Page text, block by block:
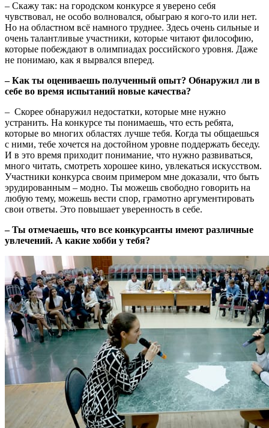
– Скажу так: на городском конкурсе я уверено себя
чувствовал, не особо волновался, обыграю я кого-то или нет.
Но на областном всё намного труднее. Здесь очень сильные и
очень талантливые участники, которые читают философию,
которые побеждают в олимпиадах российского уровня. Даже
не понимаю, как я вырвался вперед.
– Как ты оцениваешь полученный опыт? Обнаружил ли в
себе во время испытаний новые качества?
– Скорее обнаружил недостатки, которые мне нужно
устранить. На конкурсе ты понимаешь, что есть ребята,
которые во многих областях лучше тебя. Когда ты общаешься
с ними, тебе хочется на достойном уровне поддержать беседу.
И в это время приходит понимание, что нужно развиваться,
много читать, смотреть хорошее кино, увлекаться искусством.
Участники конкурса своим примером мне доказали, что быть
эрудированным – модно. Ты можешь свободно говорить на
любую тему, можешь вести спор, грамотно аргументировать
свои ответы. Это повышает уверенность в себе.
– Ты отмечаешь, что все конкурсанты имеют различные
увлечений. А какие хобби у тебя?